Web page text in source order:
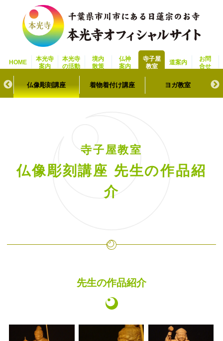
HOME
本光寺
案内
本光寺
の活動
境内
散策
仏神
案内
寺子屋
教室
道案内
お問
合せ
仏像彫刻講座 着物着付け講座 ヨガ教室 背
寺子屋教室
仏像彫刻講座 先生の作品紹
介
先生の作品紹介